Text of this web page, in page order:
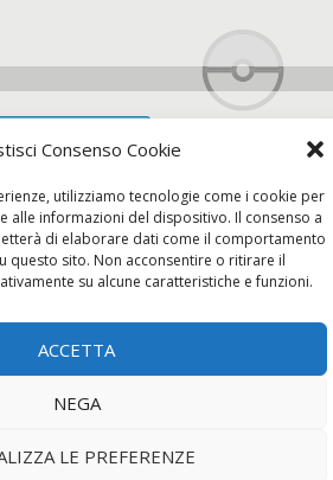
Consenso Cookie
utilizziamo tecnologie come i cookie per
alle informazioni del dispositivo. Il consenso a
di elaborare dati come il comportamento
questo sito. Non acconsentire o ritirare il
su alcune caratteristiche e funzioni.
ACCETTA
NEGA
LE PREFERENZE
Chi siamo
Contatti
Contatti Privacy Policy